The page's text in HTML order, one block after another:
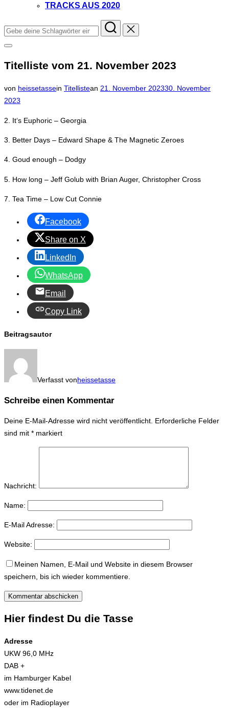
TRACKS AUS 2020
Suchen
nach:
Seitenleiste
Navigation
Titelliste vom 21. November 2023
von heissetassein Titellistean Veröffentlicht
21. November 202330. November
2023
2. It‘s Euphoric – Georgia
3. Better Days – Edward Shape & The Magnetic Zeroes
4. Goud enough – Dodgy
5. How long – Jeff Golub with Brian Auger, Christopher Cross
7. Tea Time – Low Cut Connie
Facebook
Share on X
LinkedIn
WhatsApp
Email
Copy Link
Beitragsautor
Verfasst vonheissetasse
Schreibe einen Kommentar
Deine E-Mail-Adresse wird nicht veröffentlicht. Erforderliche Felder
sind mit * markiert
Nachricht:
Name:
E-Mail Adresse:
Website:
Meinen Namen, E-Mail und Website in diesem Browser
speichern, bis ich wieder kommentiere.
Hier findest Du die Tasse
Adresse
UKW 96,0 MHz
DAB +
im Hamburger Kabel
www.tidenet.de
oder im Radioplayer